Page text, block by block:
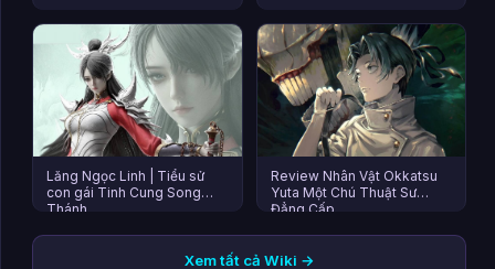
Lăng Ngọc Linh | Tiểu sử
con gái Tinh Cung Song
Thánh
Review Nhân Vật Okkatsu
Yuta Một Chú Thuật Sư
Đẳng Cấp
Xem tất cả Wiki →